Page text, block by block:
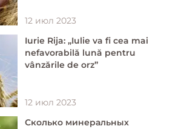
12 июл 2023
Iurie Rija: „Iulie va fi cea mai
nefavorabilă lună pentru
vânzările de orz”
12 июл 2023
Сколько минеральных